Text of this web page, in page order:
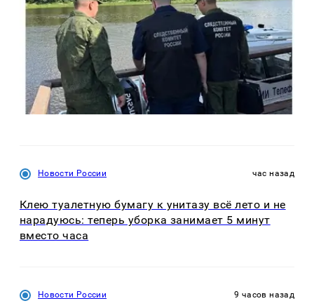
Новости России час назад
Клею туалетную бумагу к унитазу всё лето и не
нарадуюсь: теперь уборка занимает 5 минут
вместо часа
Новости России 9 часов назад